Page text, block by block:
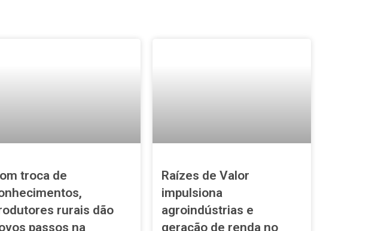
troca de
rurais dão
passos na
Raízes de Valor
impulsiona
agroindústrias e
geração de renda no